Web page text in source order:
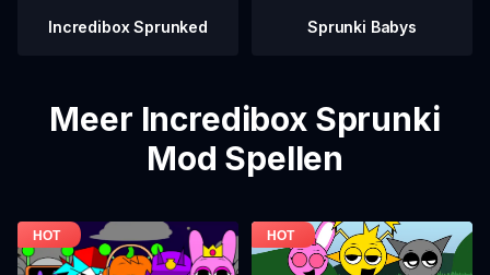
Incredibox Sprunked Sprunki Babys
Meer Incredibox Sprunki
Mod Spellen